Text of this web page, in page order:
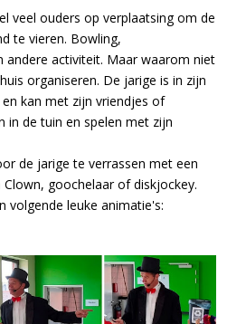
veel ouders op verplaatsing om de
te vieren. Bowling,
andere activiteit. Maar waarom niet
organiseren. De jarige is in zijn
kan met zijn vriendjes of
in de tuin en spelen met zijn
de jarige te verrassen met een
goochelaar of diskjockey.
leuke animatie's: